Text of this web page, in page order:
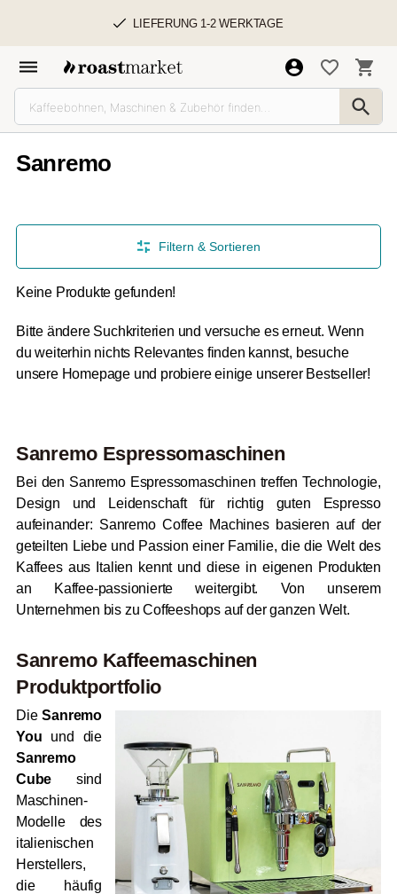
LIEFERUNG 1-2 WERKTAGE
Sanremo
Filtern & Sortieren
Keine Produkte gefunden!
Bitte ändere Suchkriterien und versuche es erneut. Wenn
du weiterhin nichts Relevantes finden kannst, besuche
unsere Homepage und probiere einige unserer Bestseller!
Sanremo Espressomaschinen
Bei den Sanremo Espressomaschinen treffen Technologie,
Design und Leidenschaft für richtig guten Espresso
aufeinander: Sanremo Coffee Machines basieren auf der
geteilten Liebe und Passion einer Familie, die die Welt des
Kaffees aus Italien kennt und diese in eigenen Produkten
an Kaffee-passionierte weitergibt. Von unserem
Unternehmen bis zu Coffeeshops auf der ganzen Welt.
Sanremo Kaffeemaschinen
Produktportfolio
DieSanremo
You und die
Sanremo
Cube sind
Maschinen-
Modelle des
italienischen
Herstellers,
die häufig